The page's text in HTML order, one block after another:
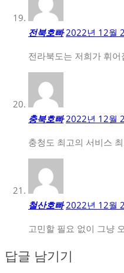
전북호빠 2022년 12월
전라북도는 저희가 휘
충북호빠 2022년 12월
충청도 최고의 서비스
철산호빠 2022년 12월
고민할 필요 없이 그냥
답글 남기기